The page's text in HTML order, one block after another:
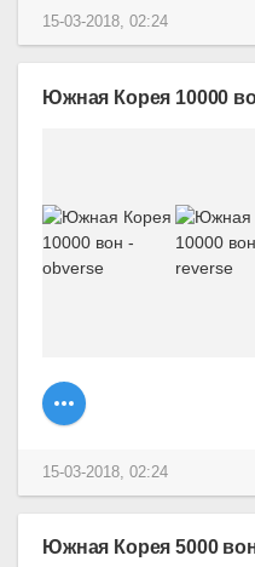
15-03-2018, 02:24
Южная Корея 10000
15-03-2018, 02:24
Южная Корея 5000